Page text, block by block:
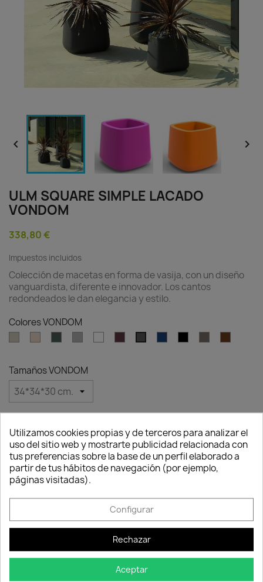
 
ULM SQUARE SIMPLE LACADO
VONDOM
338,80 €
Impuestos incluidos
Colección de macetas en forma de vasija, con un diseño
vanguardista, diferente e innovador. Los cantos
redondeados le dan elegancia y estilo.
Colores VONDOM
Tamaños VONDOM
 AÑADIR AL CARRITO favorite_border
Descripción Detalles del producto
Características:Colección de macetas en forma
de vasija, con un diseño vanguardista, diferente e
innovador. Los cantos redondeados le dan
Utilizamos cookies propias y de terceros para analizar el
uso del sitio web y mostrarte publicidad relacionada con
tus preferencias sobre la base de un perfil elaborado a
partir de tus hábitos de navegación (por ejemplo,
páginas visitadas).
Configurar
Rechazar
Aceptar
Consentimiento de cookies